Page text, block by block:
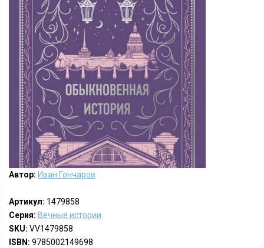
Автор: Иван Гончаров
Артикул: 1479858
Серия: Вечные истории
SKU: VV1479858
ISBN: 9785002149698